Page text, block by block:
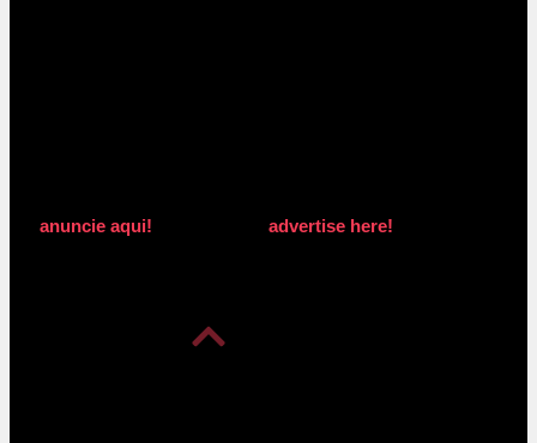
anuncie aqui! advertise here!